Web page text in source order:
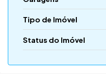
Tipo de Imóvel
Status do Imóvel